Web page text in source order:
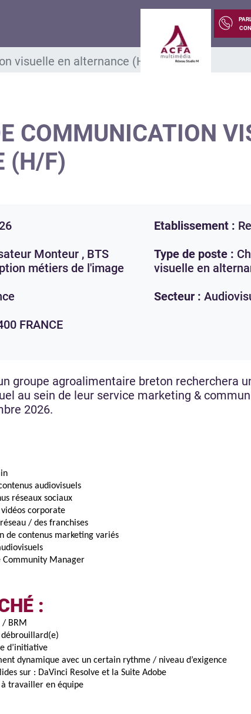
visuelle en alternance (H/F)
COMMUNICATION
(H/F)
Etablissement :
Monteur , BTS
métiers de l'image
Type de poste :
visuelle en
Secteur :
FRANCE
groupe agroalimentaire breton recherchera
au sein de leur service marketing &
2026.
audiovisuels
réseaux sociaux
corporate
/ des franchises
de contenus marketing variés
Community Manager
:
/ BRM
d’initiative
dynamique avec un certain rythme / niveau d’exigence
sur : DaVinci Resolve et la Suite Adobe
travailler en équipe